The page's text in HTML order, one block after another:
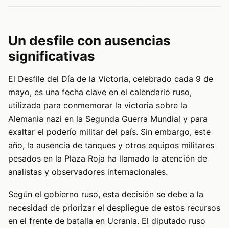
Un desfile con ausencias
significativas
El Desfile del Día de la Victoria, celebrado cada 9 de
mayo, es una fecha clave en el calendario ruso,
utilizada para conmemorar la victoria sobre la
Alemania nazi en la Segunda Guerra Mundial y para
exaltar el poderío militar del país. Sin embargo, este
año, la ausencia de tanques y otros equipos militares
pesados en la Plaza Roja ha llamado la atención de
analistas y observadores internacionales.
Según el gobierno ruso, esta decisión se debe a la
necesidad de priorizar el despliegue de estos recursos
en el frente de batalla en Ucrania. El diputado ruso